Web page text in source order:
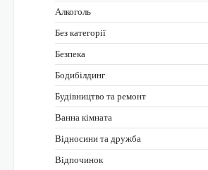
Алкоголь
Без категорії
Безпека
Бодибілдинг
Будівництво та ремонт
Ванна кімната
Відносини та дружба
Відпочинок